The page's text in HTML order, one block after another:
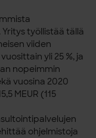
työllistää tällä
viiden
yli 25 %, ja
nopeimmin
vuosina 2020
MEUR (115
ohjelmistoja